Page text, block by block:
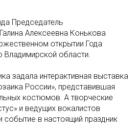
Председатель
Алексеевна Конькова
открытии Года
Владимирской области.
задала интерактивная выставка
России», представившая
костюмов. А творческие
и ведущих вокалистов
событие в настоящий праздник